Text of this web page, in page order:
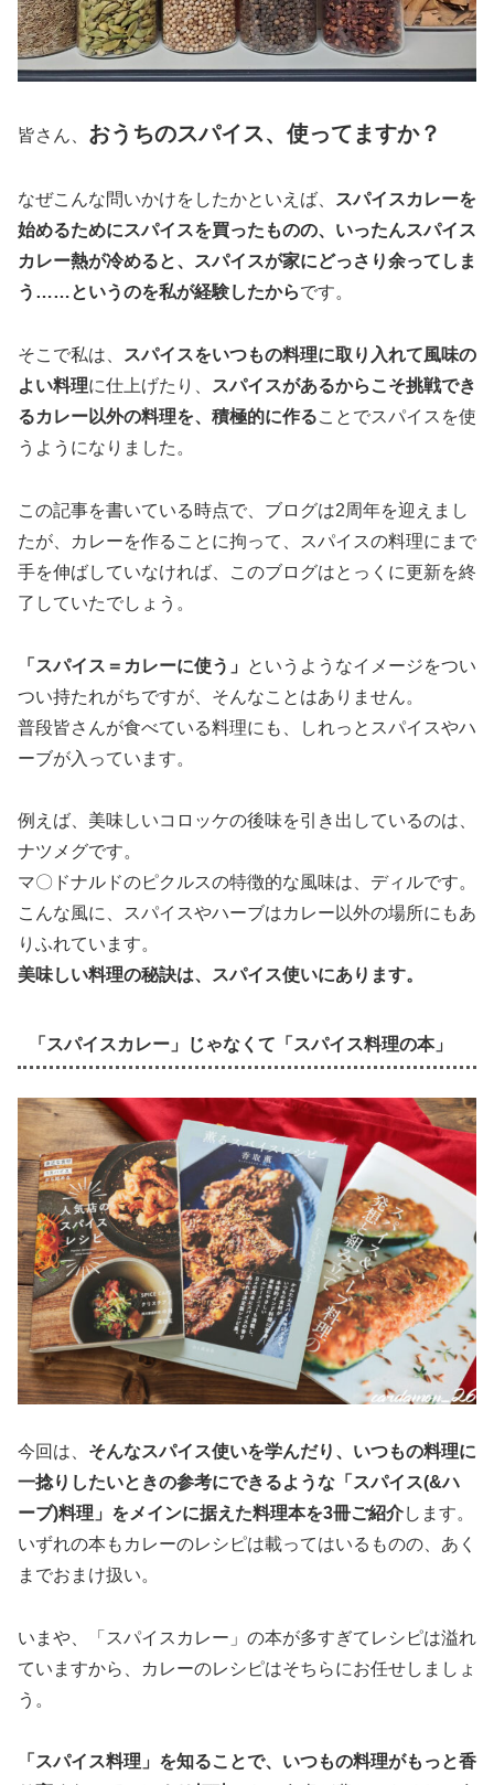
皆さん、 おうちのスパイス、使ってますか？
なぜこんな問いかけをしたかといえば、
スパイスカレーを
始めるためにスパイスを買ったものの、いったんスパイス
カレー熱が冷めると、スパイスが家にどっさり余ってしま
う……というのを私が経験したからです。
そこで私は、
スパイスをいつもの料理に取り入れて風味の
よい料理に仕上げたり、
スパイスがあるからこそ挑戦でき
るカレー以外の料理を、積極的に作ることでスパイスを使
うようになりました。
この記事を書いている時点で、ブログは2周年を迎えまし
たが、カレーを作ることに拘って、スパイスの料理にまで
手を伸ばしていなければ、このブログはとっくに更新を終
了していたでしょう。
「スパイス＝カレーに使う」
というようなイメージをつい
つい持たれがちですが、そんなことはありません。
普段皆さんが食べている料理にも、しれっとスパイスやハ
ーブが入っています。
例えば、美味しいコロッケの後味を引き出しているのは、
ナツメグです。
マ〇ドナルドのピクルスの特徴的な風味は、ディルです。
こんな風に、スパイスやハーブはカレー以外の場所にもあ
りふれています。
美味しい料理の秘訣は、スパイス使いにあります。
「スパイスカレー」じゃなくて「スパイス料理の本」
今回は、 そんなスパイス使いを学んだり、いつもの料理に
一捻りしたいときの参考にできるような「スパイス(&ハ
ーブ)料理」をメインに据えた料理本を3冊ご紹介します。
いずれの本もカレーのレシピは載ってはいるものの、あく
までおまけ扱い。
いまや、「スパイスカレー」の本が多すぎてレシピは溢れ
ていますから、カレーのレシピはそちらにお任せしましょ
う。
「スパイス料理」を知ることで、いつもの料理がもっと香